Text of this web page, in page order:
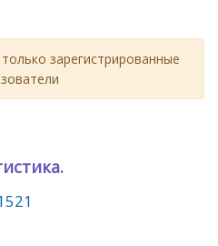
зарегистрированные